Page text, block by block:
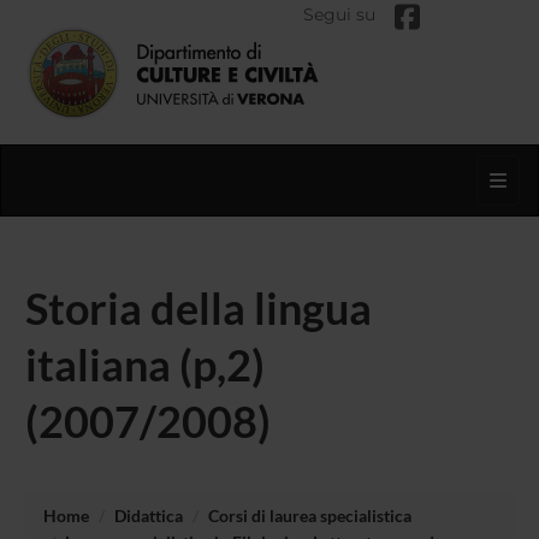
Segui su
Storia della lingua
italiana (p,2)
(2007/2008)
Home Didattica
Corsi di laurea specialistica